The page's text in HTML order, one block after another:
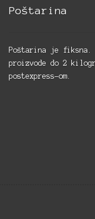
Poštarina
Poštarina je fiksna.
proizvode do 2
postexpress-om.